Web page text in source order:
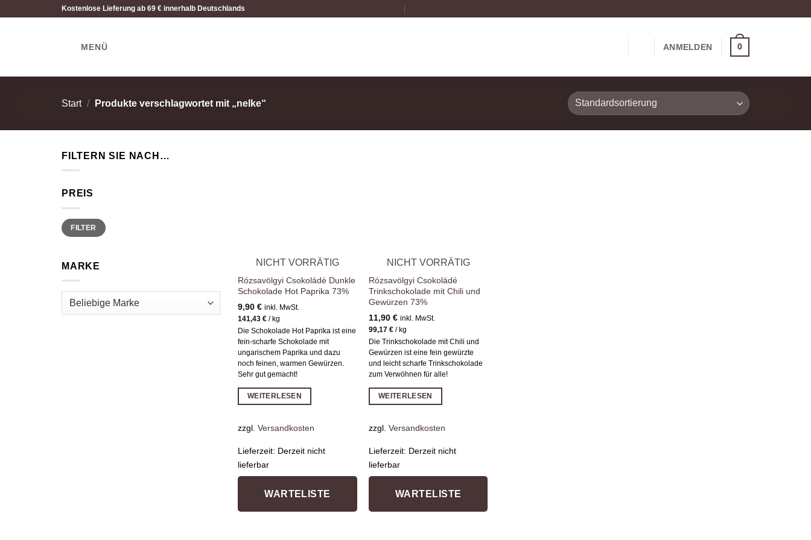
Kostenlose Lieferung ab 69 € innerhalb Deutschlands
MENÜ ANMELDEN 0
Start / Produkte verschlagwortet mit „nelke“
FILTERN SIE NACH…
PREIS
Min.
Preis
Max.
PreisFILTER
MARKE NICHT VORRÄTIG
Rózsavölgyi Csokoládé Dunkle
Schokolade Hot Paprika 73%
9,90€ inkl. MwSt.
141,43€ / kg
Die Schokolade Hot Paprika ist eine
fein-scharfe Schokolade mit
ungarischem Paprika und dazu
noch feinen, warmen Gewürzen.
Sehr gut gemacht!
WEITERLESEN
zzgl.Versandkosten
Lieferzeit: Derzeit nicht
lieferbar
WARTELISTE
NICHT VORRÄTIG
Rózsavölgyi Csokoládé
Trinkschokolade mit Chili und
Gewürzen 73%
11,90€ inkl. MwSt.
99,17€ / kg
Die Trinkschokolade mit Chili und
Gewürzen ist eine fein gewürzte
und leicht scharfe Trinkschokolade
zum Verwöhnen für alle!
WEITERLESEN
zzgl.Versandkosten
Lieferzeit: Derzeit nicht
lieferbar
WARTELISTE